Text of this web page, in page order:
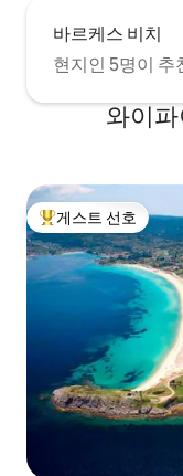
바르케스 비치
현지인 5명이 추
와이
상위 게스트 선호
게스트 선호